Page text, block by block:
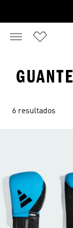
6 resultados